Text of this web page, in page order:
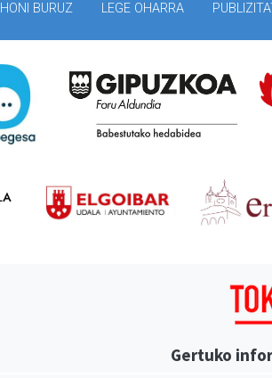
HONI BURUZ LEGE OHARRA
Gertuko